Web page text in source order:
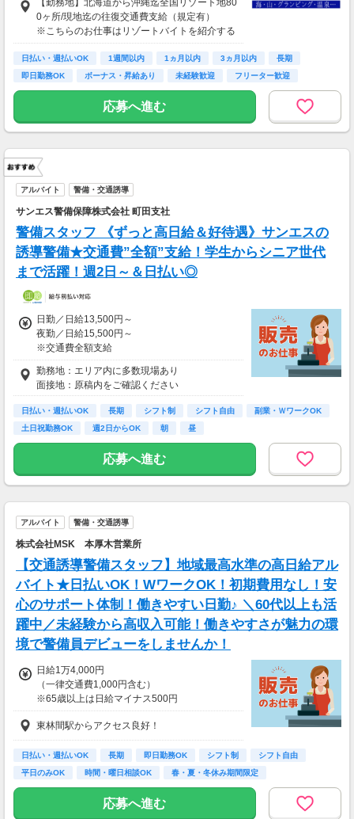
す。
・寮費・光熱費無料（個室あり）
・食事無料
・往復交通費支給（上限あり）
※勤務地による
生活費がかからないので、働いた分のほとんど
を貯金にまわすことができます！
▼月収例
25万5,300円
＝(時給1,200円×8h＋残業1h)×23日
▼貯金の目安
住まい ：無料
水道光熱費：無料
Wi-Fi代 ：無料
食費 ：無料
スマホ ：0.5万円
そのほか ：1.5万円
社会保険 ：3万円
-----------------------
支出合計 ：5万円
→毎月20万円程度の貯金が目指せます！
短期でお金を貯めたい方にはピッタリ！
0ヶ所/現地迄の往復交通費支給（規定有）
※こちらのお仕事はリゾートバイトを紹介する
募集となっており実際に募集がある勤務地と異
なる場合がございます。
カウンセリングでご希望条件をお伺いし、全国
★お仕事開始までの流れ★
のお仕事へ応募（面接なし）→お仕事開始
日払い・週払いOK 1週間以内 1ヵ月以内 3ヵ月以内
長期
即日勤務OK
ボーナス・昇給あり 未経験歓迎 フリーター歓迎
応募へ進む
アルバイト 警備・交通誘導
サンエス警備保障株式会社 町田支社
警備スタッフ 《ずっと高日給＆好待遇》サンエスの
誘導警備★交通費”全額”支給！学生からシニア世代
まで活躍！週2日～＆日払い◎
日勤／日給13,500円～
夜勤／日給15,500円～
※交通費全額支給
▽交通誘導警備業務2級をお持ちの方
日勤／日給14,000円～15,000円
夜勤／日給16,000円～17,000円
＜サンエス警備保障特別給付金＞
持ちの方には100,000円支給！
※30勤務で30,000円、更に30勤務で70,000円
＜日払いOK（規定あり）＞
仕事が終わってから給料をもらいに行く手間は
不要♪
＿＿＿＿＿＿＿＿＿＿＿＿＿＿＿＿
比べてみてください！この高日給！
隊員さんたちの『収入例』をご紹介
￣￣￣Ｖ￣￣￣￣￣￣￣￣￣￣￣￣
◆ガッツリ働くAさん／夜勤で月22日勤務
→月収341,000円+交通費！！
◆時間を有効活用して働くBさん／日勤で月12
日勤務
日勤日給13,500円×12日
勤務地：エリア内に多数現場あり
面接地：原稿内をご確認ください
日払い・週払いOK 長期 シフト制 シフト自由
副業・ＷワークOK
土日祝勤務OK
週2日からOK 朝 昼
応募へ進む
アルバイト 警備・交通誘導
株式会社MSK 本厚木営業所
【交通誘導警備スタッフ】地域最高水準の高日給アル
バイト★日払いOK！WワークOK！初期費用なし！安
心のサポート体制！働きやすい日勤♪ ＼60代以上も活
躍中／未経験から高収入可能！働きやすさが魅力の環
境で警備員デビューをしませんか！
日給1万4,000円
（一律交通費1,000円含む）
※65歳以上は日給マイナス500円
※70歳以上は日給マイナス2,000円
---
■交通誘導2級以上の資格をお持ちの方は
日給1万4,000円
※65歳以上は日給マイナス500円
※70歳以上は日給マイナス1,000円
東林間駅からアクセス良好！
日払い・週払いOK 長期 即日勤務OK シフト制
シフト自由
平日のみOK
時間・曜日相談OK
春・夏・冬休み期間限定
副業・ＷワークOK
応募へ進む